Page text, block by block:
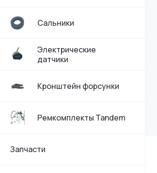
Сальники
Электрические
датчики
Кронштейн форсунки
Ремкомплекты Tandem
Запчасти